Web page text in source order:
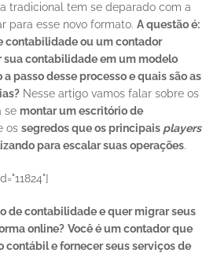
tradicional tem se deparado com a
para esse novo formato. A questão é:
contabilidade ou um contador
sua contabilidade em um modelo
a passo desse processo e quais são as
Nesse artigo vamos falar sobre os
se montar um escritório de
os segredos que os principais players
para escalar suas operações.
de contabilidade e quer migrar seus
online? Você é um contador que
contábil e fornecer seus serviços de